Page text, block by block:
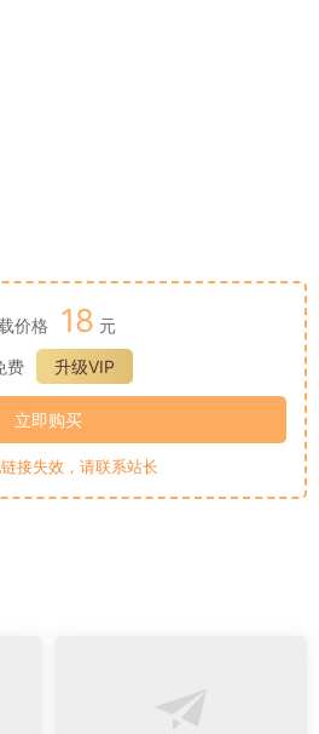
价格 18 元
费
升级VIP
立即购买
接失效，请联系站长